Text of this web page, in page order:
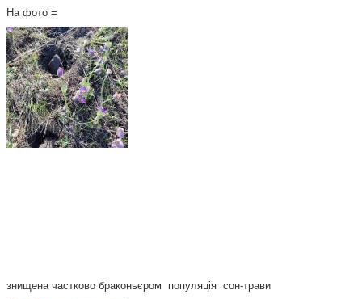
На фото =
знищена частково браконьєром популяція сон-трави